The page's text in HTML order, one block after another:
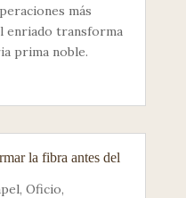
más
enriado transforma
prima noble.
la fibra antes del
, Oficio,